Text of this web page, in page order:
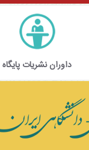
داوران نشریات پایگاه